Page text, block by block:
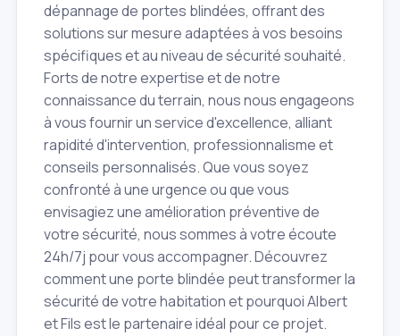
dépannage de portes blindées, offrant des
solutions sur mesure adaptées à vos besoins
spécifiques et au niveau de sécurité souhaité.
Forts de notre expertise et de notre
connaissance du terrain, nous nous engageons
à vous fournir un service d'excellence, alliant
rapidité d'intervention, professionnalisme et
conseils personnalisés. Que vous soyez
confronté à une urgence ou que vous
envisagiez une amélioration préventive de
votre sécurité, nous sommes à votre écoute
24h/7j pour vous accompagner. Découvrez
comment une porte blindée peut transformer la
sécurité de votre habitation et pourquoi Albert
et Fils est le partenaire idéal pour ce projet.